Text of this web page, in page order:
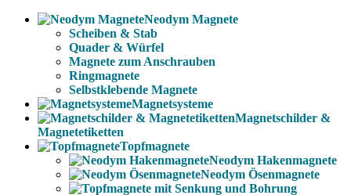
Neodym Magnete
Scheiben & Stab
Quader & Würfel
Magnete zum Anschrauben
Ringmagnete
Selbstklebende Magnete
Magnetsysteme
Magnetschilder &
Magnetetiketten
Topfmagnete
Neodym Hakenmagnete
Neodym Ösenmagnete